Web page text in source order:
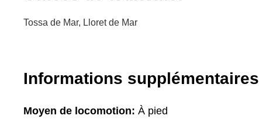
Tossa de Mar, Lloret de Mar
Informations supplémentaires
Moyen de locomotion: À pied